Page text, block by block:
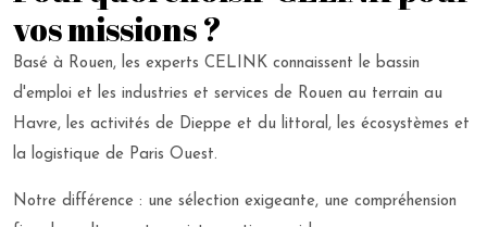
vos missions ?
Basé à Rouen, les experts CELINK connaissent le bassin
d'emploi et les industries et services de Rouen au terrain au
Havre, les activités de Dieppe et du littoral, les écosystèmes et
la logistique de Paris Ouest.
Notre différence : une sélection exigeante, une compréhension